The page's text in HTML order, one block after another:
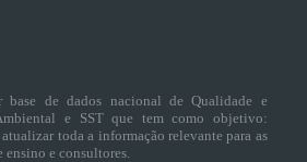
de dados nacional de Qualidade e
e SST que tem como objetivo:
toda a informação relevante para as
ensino e consultores.